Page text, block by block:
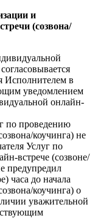
и
(созвона/
Исполнителем в
уведомлением
онлайн-
по проведению
коучинга) не
Услуг по
встрече (созвоне/
предупредил
часа до начала
коучинга) о
уважительной